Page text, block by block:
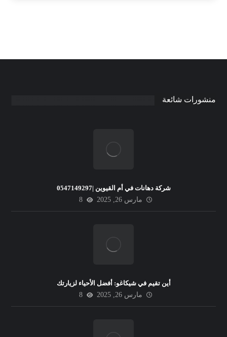
منشورات شائعة
شركة دهانات في أم القيوين |0547149297
مارس 26, 2025
8
أين تقيم في شيكاغو: أفضل الأحياء لزيارتك
مارس 26, 2025
8